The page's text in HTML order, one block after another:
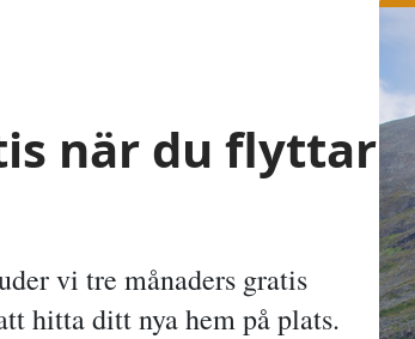
när du flyttar
vi tre månaders gratis
hitta ditt nya hem på plats.